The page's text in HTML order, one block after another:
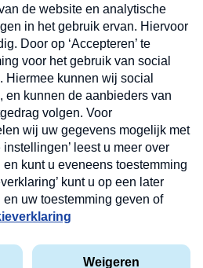
Verzend
op onze
en dinsdagochtend in uw